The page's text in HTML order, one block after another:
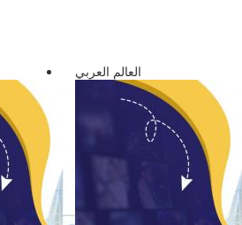
العالم العربي